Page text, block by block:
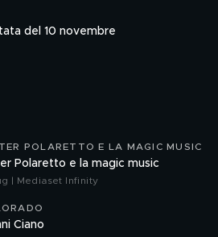
del 10 novembre
POLARETTO E LA MAGIC MUSIC
Polaretto e la magic music
| Mediaset Infinity
Ciano